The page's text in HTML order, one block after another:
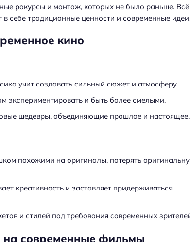
ракурсы и монтаж, которых не было раньше. Всё
себе традиционные ценности и современные идеи.
кино
учит создавать сильный сюжет и атмосферу.
экспериментировать и быть более смелыми.
шедевры, объединяющие прошлое и настоящее.
похожими на оригиналы, потерять
креативность и заставляет придерживаться
и стилей под требования современных
на современные фильмы